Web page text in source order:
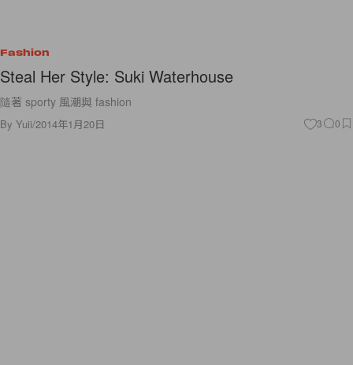
Fashion
Steal Her Style: Suki Waterhouse
隨著 sporty 風潮與 fashion
By Yuii/2014年1月20日 3 0